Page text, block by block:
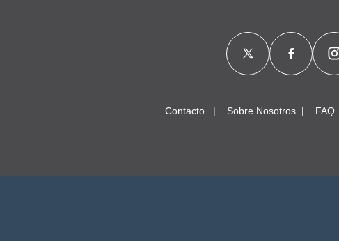
Contacto Sobre Nosotros FAQ